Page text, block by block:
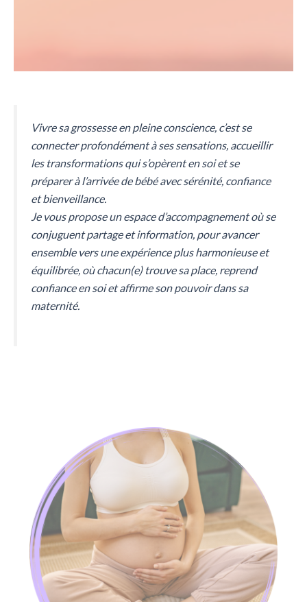
Vivre sa grossesse en pleine conscience, c’est se
connecter profondément à ses sensations, accueillir
les transformations qui s’opèrent en soi et se
préparer à l’arrivée de bébé avec sérénité, confiance
et bienveillance.
Je vous propose un espace d’accompagnement où se
conjuguent partage et information, pour avancer
ensemble vers une expérience plus harmonieuse et
équilibrée, où chacun(e) trouve sa place, reprend
confiance en soi et affirme son pouvoir dans sa
maternité.